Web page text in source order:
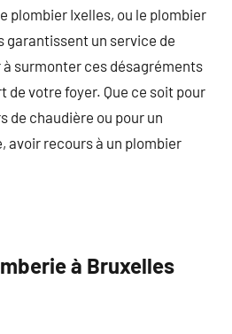
plombier Ixelles, ou le plombier
garantissent un service de
surmonter ces désagréments
de votre foyer. Que ce soit pour
de chaudière ou pour un
avoir recours à un plombier
à Bruxelles